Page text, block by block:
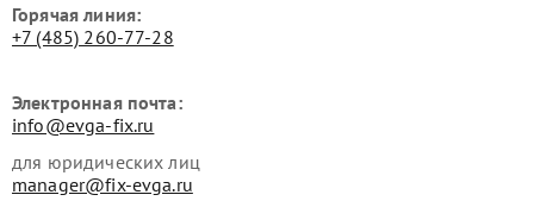
Горячая линия:
+7 (485) 260-77-28
Электронная почта:
info@evga-fix.ru
для юридических лиц
manager@fix-evga.ru